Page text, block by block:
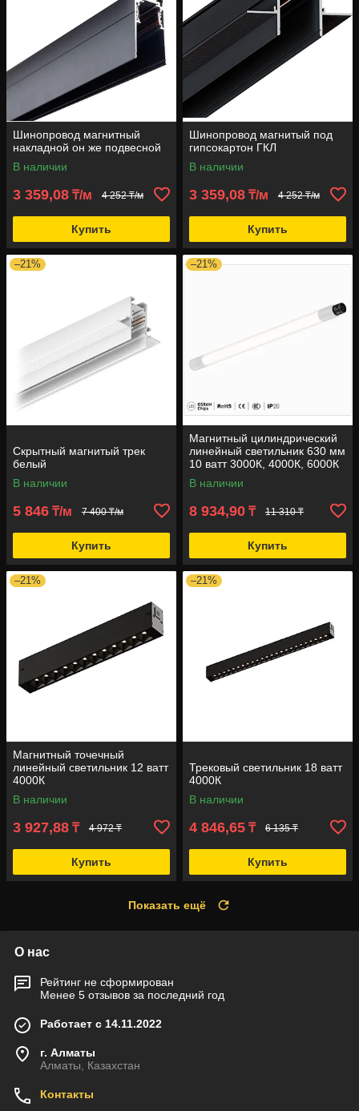
Шинопровод магнитный
накладной он же подвесной
В наличии
3 359,08 ₸/м 4 252 ₸/м
Купить
Шинопровод магнитый под
гипсокартон ГКЛ
В наличии
3 359,08 ₸/м 4 252 ₸/м
Купить
–21%
Скрытный магнитый трек
белый
В наличии
5 846 ₸/м 7 400 ₸/м
Купить
–21%
Магнитный цилиндрический
линейный светильник 630 мм
10 ватт 3000К, 4000К, 6000К
В наличии
8 934,90 ₸ 11 310 ₸
Купить
–21%
Магнитный точечный
линейный светильник 12 ватт
4000К
В наличии
3 927,88 ₸ 4 972 ₸
Купить
–21%
Трековый светильник 18 ватт
4000К
В наличии
4 846,65 ₸ 6 135 ₸
Купить
Показать ещё
О нас
Рейтинг не сформирован
Менее 5 отзывов за последний год
Работает с 14.11.2022
г. Алматы
Алматы, Казахстан
Контакты